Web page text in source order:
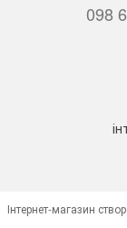
098
Інтернет-магазин